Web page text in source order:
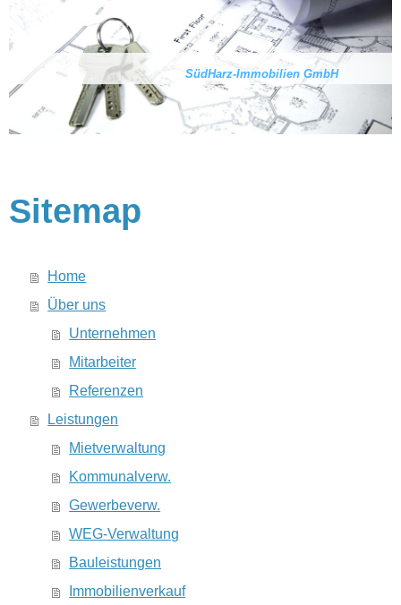
SüdHarz-Immobilien GmbH
Sitemap
Home
Über uns
Unternehmen
Mitarbeiter
Referenzen
Leistungen
Mietverwaltung
Kommunalverw.
Gewerbeverw.
WEG-Verwaltung
Bauleistungen
Immobilienverkauf